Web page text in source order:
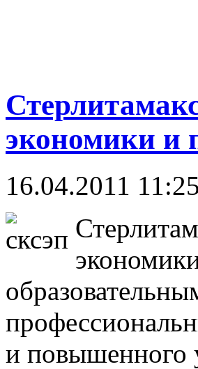
экономики и
16.04.2011 11:25
и повышенного